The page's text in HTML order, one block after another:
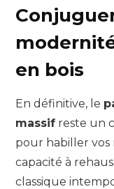
en bois
En définitive, le
massif reste un
pour habiller vos
capacité à
classique